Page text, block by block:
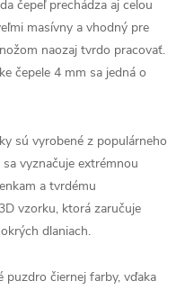
čepeľ prechádza aj celou
masívny a vhodný pre
naozaj tvrdo pracovať.
čepele 4 mm sa jedná o
sú vyrobené z populárneho
vyznačuje extrémnou
a tvrdému
vzorku, ktorá zaručuje
dlaniach.
puzdro čiernej farby, vďaka